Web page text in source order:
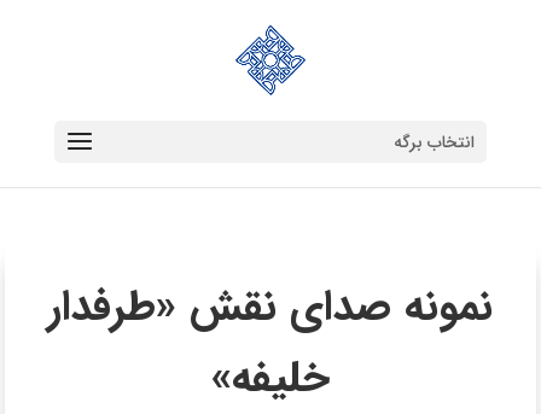
انتخاب برگه
نمونه صدای نقش «طرفدار
خلیفه»